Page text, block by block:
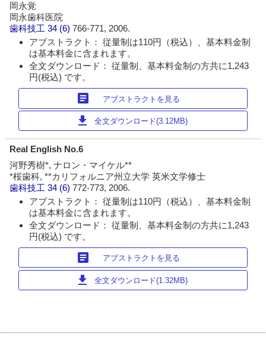
岡永覚
岡永歯科医院
歯科技工 34 (6)766-771, 2006.
アブストラクト： 従量制は110円（税込）、基本料金制
は基本料金に含まれます。
全文ダウンロード： 従量制、基本料金制の方共に1,243
円(税込) です。
article アブストラクトを見る
download 全文ダウンロード(3.12MB)
Real English No.6
河野秀樹*, ナロン・マイケル**
*桜歯科, **カリフォルニア州立大学 英米文学修士
歯科技工 34 (6)772-773, 2006.
アブストラクト： 従量制は110円（税込）、基本料金制
は基本料金に含まれます。
全文ダウンロード： 従量制、基本料金制の方共に1,243
円(税込) です。
article アブストラクトを見る
download 全文ダウンロード(1.32MB)